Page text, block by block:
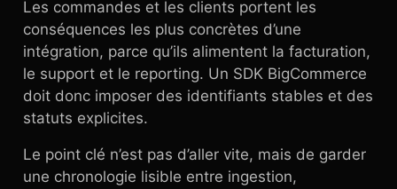
Les commandes et les clients portent les
conséquences les plus concrètes d’une
intégration, parce qu’ils alimentent la facturation,
le support et le reporting. Un SDK BigCommerce
doit donc imposer des identifiants stables et des
statuts explicites.
Le point clé n’est pas d’aller vite, mais de garder
une chronologie lisible entre ingestion,